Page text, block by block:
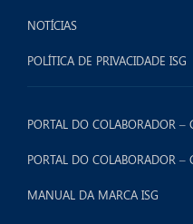
NOTÍCIAS
POLÍTICA DE PRIVACIDADE ISG
PORTAL DO COLABORADOR –
PORTAL DO COLABORADOR –
MANUAL DA MARCA ISG